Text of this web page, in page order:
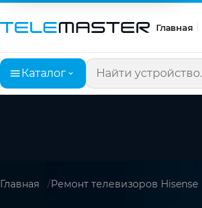
Главная
Каталог
Поиск по сайту
Главная Ремонт телевизоров Hisense